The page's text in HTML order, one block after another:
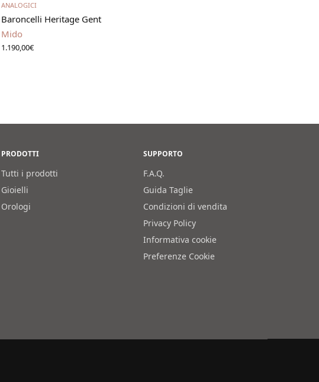
ANALOGICI
Baroncelli Heritage Gent
Mido
1.190,00€
PRODOTTI
Tutti i prodotti
Gioielli
Orologi
SUPPORTO
F.A.Q.
Guida Taglie
Condizioni di vendita
Privacy Policy
Informativa cookie
Preferenze Cookie